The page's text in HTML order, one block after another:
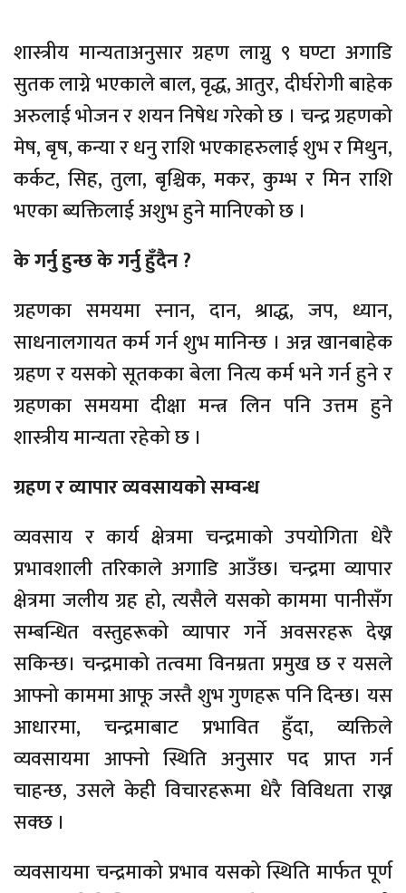
शास्त्रीय मान्यताअनुसार ग्रहण लाग्नु ९ घण्टा अगाडि
सुतक लाग्ने भएकाले बाल, वृद्ध, आतुर, दीर्घरोगी बाहेक
अरुलाई भोजन र शयन निषेध गरेको छ । चन्द्र ग्रहणको
मेष, बृष, कन्या र धनु राशि भएकाहरुलाई शुभ र मिथुन,
कर्कट, सिह, तुला, बृश्चिक, मकर, कुम्भ र मिन राशि
भएका ब्यक्तिलाई अशुभ हुने मानिएको छ ।
के गर्नु हुन्छ के गर्नु हुँदैन ?
ग्रहणका समयमा स्नान, दान, श्राद्ध, जप, ध्यान,
साधनालगायत कर्म गर्न शुभ मानिन्छ । अन्न खानबाहेक
ग्रहण र यसको सूतकका बेला नित्य कर्म भने गर्न हुने र
ग्रहणका समयमा दीक्षा मन्त्र लिन पनि उत्तम हुने
शास्त्रीय मान्यता रहेको छ ।
ग्रहण र व्यापार व्यवसायको सम्वन्ध
व्यवसाय र कार्य क्षेत्रमा चन्द्रमाको उपयोगिता धेरै
प्रभावशाली तरिकाले अगाडि आउँछ। चन्द्रमा व्यापार
क्षेत्रमा जलीय ग्रह हो, त्यसैले यसको काममा पानीसँग
सम्बन्धित वस्तुहरूको व्यापार गर्ने अवसरहरू देख्न
सकिन्छ। चन्द्रमाको तत्वमा विनम्रता प्रमुख छ र यसले
आफ्नो काममा आफू जस्तै शुभ गुणहरू पनि दिन्छ। यस
आधारमा, चन्द्रमाबाट प्रभावित हुँदा, व्यक्तिले
व्यवसायमा आफ्नो स्थिति अनुसार पद प्राप्त गर्न
चाहन्छ, उसले केही विचारहरूमा धेरै विविधता राख्न
सक्छ ।
व्यवसायमा चन्द्रमाको प्रभाव यसको स्थिति मार्फत पूर्ण